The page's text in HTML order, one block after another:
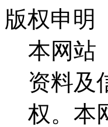
版权申明
本网站
资料及
权。本